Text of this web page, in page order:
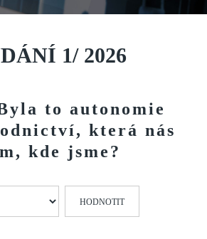
ÚVOD
O ČASOPISU
Historie
FAQ
Doporučení
PSYCHOSOM
Vydání 3/ 2025
1/ 2026
to autonomie
která nás
kde jsme?